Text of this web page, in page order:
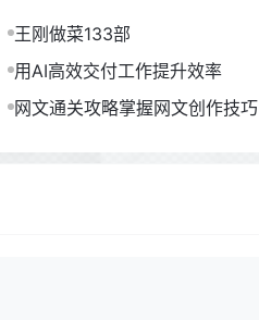
王刚做菜133部
用AI高效交付工作提升效率
网文通关攻略掌握网文创作技巧